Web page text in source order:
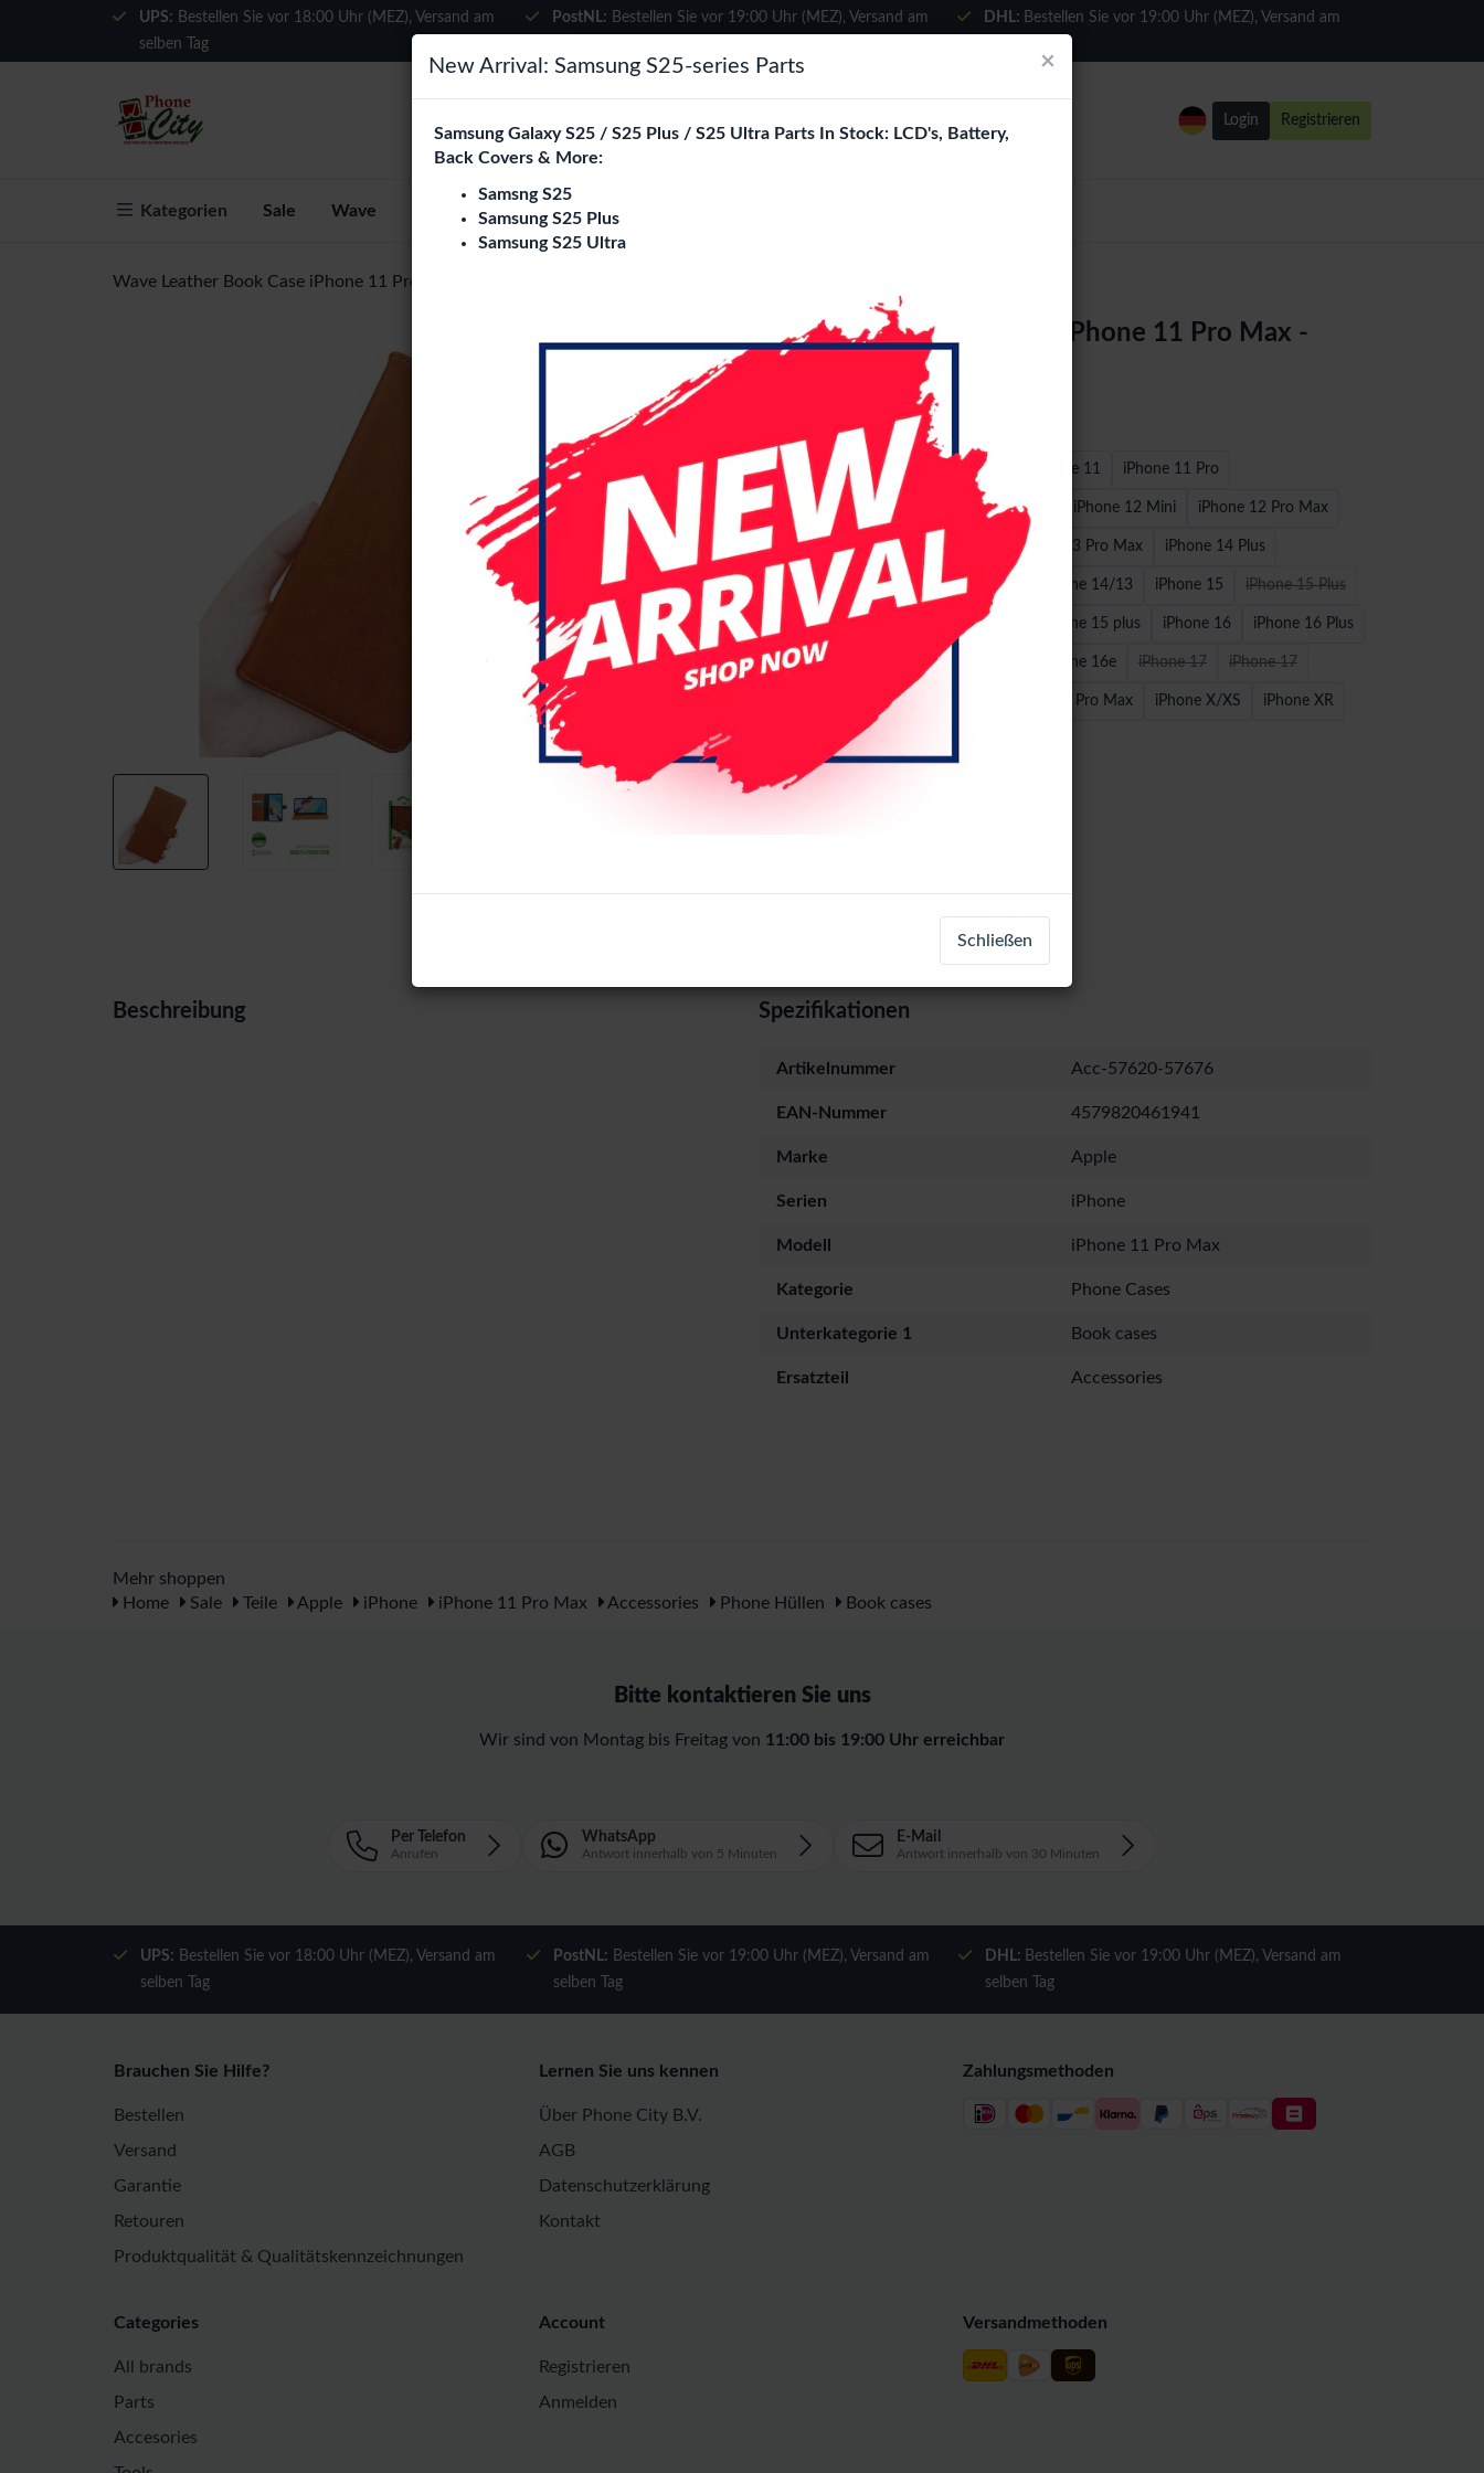
Wählen Sie Ihre Sprache
Es sieht so aus, als wären Sie in
Vereinigte Staaten
UPS: Bestellen Sie vor 18:00 Uhr (MEZ), Versand am
selben Tag
PostNL: Bestellen Sie vor 19:00 Uhr (MEZ), Versand am
DHL: Bestellen Sie vor 19:00 Uhr (MEZ), Versand am
Login Registrieren
Kategorien Sale Wave Über Phone City Blogs
Wave Leather Book Case iPhone 11 Pro Max - Brown
Wave Leather Book Case iPhone 11 Pro Max -
iPhone 7 Plus/ 8 Plus iPhone 7/8 iPhone 11 iPhone 11 Pro
iPhone 11 Pro Max iPhone 12 / 12 Pro iPhone 12 Mini iPhone 12 Pro Max
iPhone 13 Mini iPhone 13 Pro iPhone 13 Pro Max iPhone 14 Plus
iPhone 14 Pro iPhone 14 Pro Max iPhone 14/13 iPhone 15 iPhone 15 Plus
iPhone 15 Pro iPhone 15 Pro Max iPhone 15 plus iPhone 16 iPhone 16 Plus
iPhone 16 Pro iPhone 16 Pro Max iPhone 16e iPhone 17 iPhone 17
iPhone 17 Pro iPhone 17 Pro Max iPhone X/XS iPhone XR
iPhone XS Max
Farbe
Beschreibung Spezifikationen
Artikelnummer Acc-57620-57676
EAN-Nummer 4579820461941
Marke Apple
Serien iPhone
Modell iPhone 11 Pro Max
Kategorie Phone Cases
Unterkategorie 1 Book cases
Ersatzteil Accessories
Mehr shoppen
Home
Sale Teile Apple iPhone iPhone 11 Pro Max Accessories Phone Hüllen Book cases
Bitte kontaktieren Sie uns
Wir sind von Montag bis Freitag von 11:00 bis 19:00 Uhr erreichbar
Per Telefon
Anrufen
WhatsApp
Antwort innerhalb von 5 Minuten
E-Mail
Antwort innerhalb von 30 Minuten
UPS: Bestellen Sie vor 18:00 Uhr (MEZ), Versand am
selben Tag
PostNL: Bestellen Sie vor 19:00 Uhr (MEZ), Versand am
selben Tag
DHL: Bestellen Sie vor 19:00 Uhr (MEZ), Versand am
selben Tag
Brauchen Sie Hilfe?
Bestellen
Versand
Garantie
Retouren
Produktqualität & Qualitätskennzeichnungen
Lernen Sie uns kennen
Über Phone City B.V.
AGB
Datenschutzerklärung
Kontakt
Zahlungsmethoden
Versandmethoden
Categories
All brands
Parts
Accesories
Account
Registrieren
Anmelden
×
New Arrival: Samsung S25-series Parts
Samsung Galaxy S25 / S25 Plus / S25 Ultra Parts In Stock: LCD's, Battery,
Back Covers & More:
Samsng S25
Samsung S25 Plus
Samsung S25 Ultra
Schließen